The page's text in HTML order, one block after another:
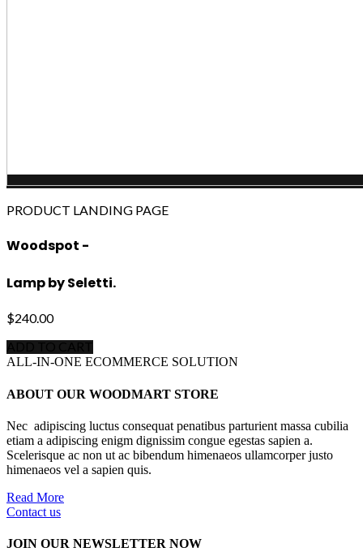
PRODUCT LANDING PAGE
Woodspot -
Lamp by Seletti.
$240.00
ALL-IN-ONE ECOMMERCE SOLUTION
ABOUT OUR WOODMART STORE
Nec adipiscing luctus consequat penatibus parturient massa cubilia
etiam a adipiscing enigm dignissim congue egestas sapien a.
Scelerisque ac non ut ac bibendum himenaeos ullamcorper justo
himenaeos vel a sapien quis.
Read More
Contact us
JOIN OUR NEWSLETTER NOW